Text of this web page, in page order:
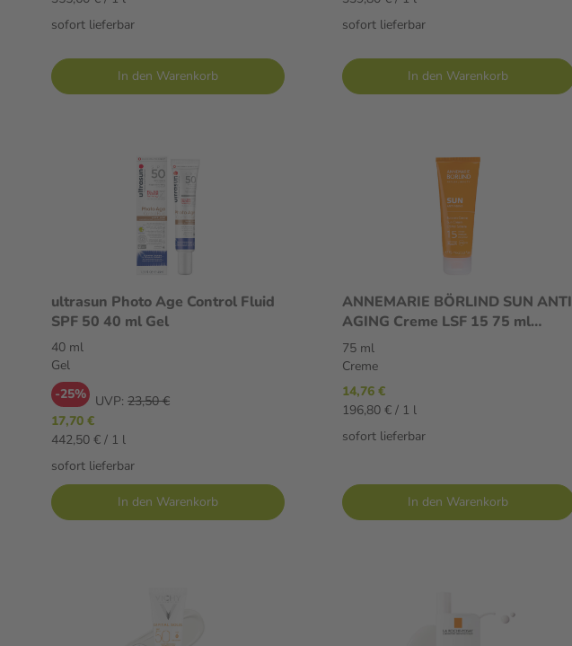
sofort lieferbar
In den Warenkorb
sofort lieferbar
In den Warenkorb
ultrasun Photo Age Control Fluid
SPF 50 40 ml Gel
40 ml
Gel
-25% UVP: 23,50 €
17,70 €
442,50 € / 1 l
sofort lieferbar
In den Warenkorb
ANNEMARIE BÖRLIND SUN ANTI
AGING Creme LSF 15 75 ml
Creme
75 ml
Creme
14,76 €
196,80 € / 1 l
sofort lieferbar
In den Warenkorb